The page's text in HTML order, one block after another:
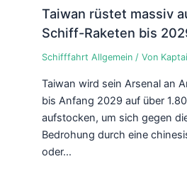
Taiwan rüstet massiv
Schiff-Raketen bis
Schifffahrt Allgemein/ Von
Taiwan wird sein Arsenal an
bis Anfang 2029 auf über
aufstocken, um sich gegen
Bedrohung durch eine
oder…